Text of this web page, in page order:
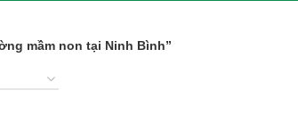
mầm non tại Ninh Bình”